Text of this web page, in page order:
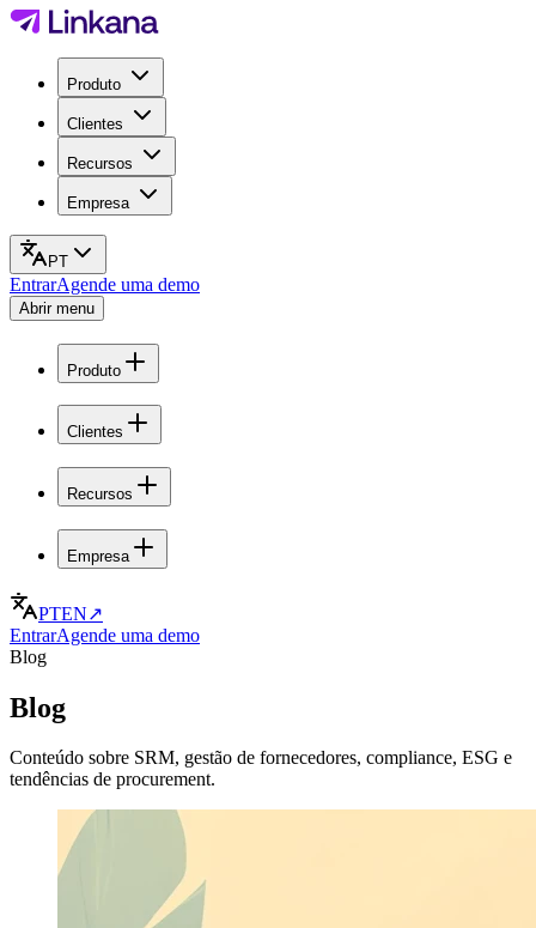
Produto
Clientes
Recursos
Empresa
PT
EntrarAgende uma demo
Abrir menu
Produto
Clientes
Recursos
Empresa
PTEN↗
EntrarAgende uma demo
Blog
Blog
Conteúdo sobre SRM, gestão de fornecedores, compliance, ESG e
tendências de procurement.